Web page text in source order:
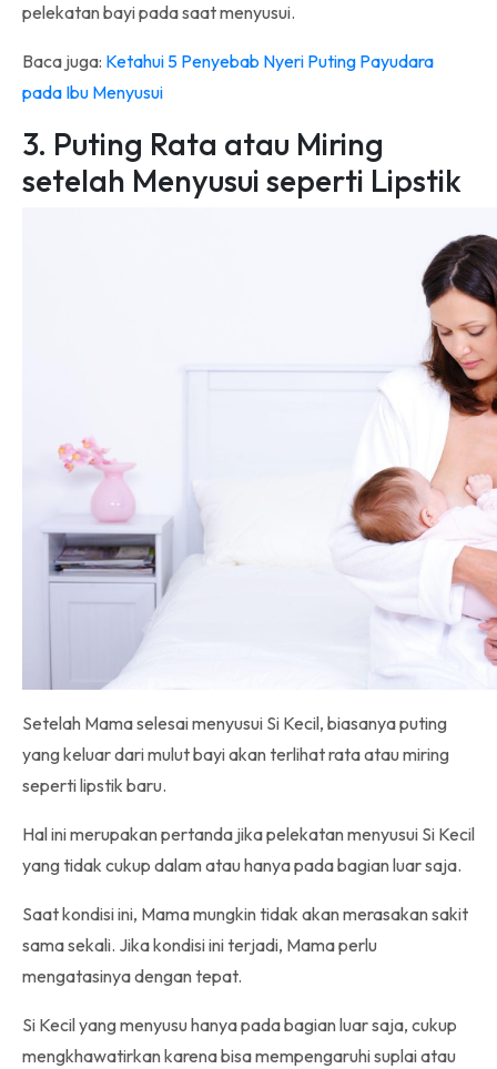
pelekatan bayi pada saat menyusui.
Baca juga: Ketahui 5 Penyebab Nyeri Puting Payudara
pada Ibu Menyusui
3. Puting Rata atau Miring
setelah Menyusui seperti Lipstik
Setelah Mama selesai menyusui Si Kecil, biasanya puting
yang keluar dari mulut bayi akan terlihat rata atau miring
seperti lipstik baru.
Hal ini merupakan pertanda jika pelekatan menyusui Si Kecil
yang tidak cukup dalam atau hanya pada bagian luar saja.
Saat kondisi ini, Mama mungkin tidak akan merasakan sakit
sama sekali. Jika kondisi ini terjadi, Mama perlu
mengatasinya dengan tepat.
Si Kecil yang menyusu hanya pada bagian luar saja, cukup
mengkhawatirkan karena bisa mempengaruhi suplai atau